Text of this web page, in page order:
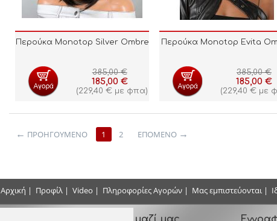
Περούκα Monotop Silver Ombre
385,00 €
185,00 €
(229,40 € με φπα)
Περούκα Monotop Evita
385,00 €
185,00 €
(229,40 € με
ΠΡΟΗΓΟΎΜΕΝΟ 1 2 ΕΠΌΜΕΝΟ
Αρχική | Προφίλ | Video | Πληροφορίες Αγορών | Μας εμπιστεύονται|